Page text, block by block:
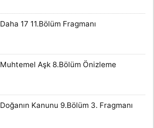
Daha 17 11.Bölüm Fragmanı
Muhtemel Aşk 8.Bölüm Önizleme
Doğanın Kanunu 9.Bölüm 3. Fragmanı